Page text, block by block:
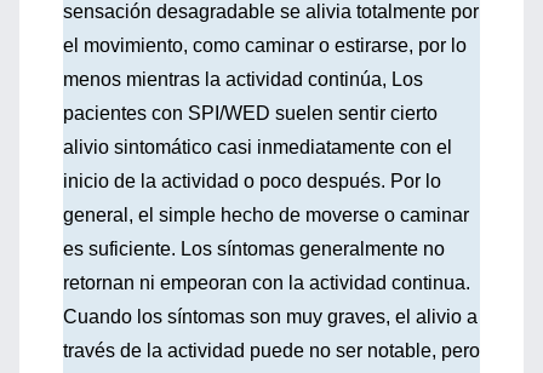
sensación desagradable se alivia totalmente por
el movimiento, como caminar o estirarse, por lo
menos mientras la actividad continúa, Los
pacientes con SPI/WED suelen sentir cierto
alivio sintomático casi inmediatamente con el
inicio de la actividad o poco después. Por lo
general, el simple hecho de moverse o caminar
es suficiente. Los síntomas generalmente no
retornan ni empeoran con la actividad continua.
Cuando los síntomas son muy graves, el alivio a
través de la actividad puede no ser notable, pero